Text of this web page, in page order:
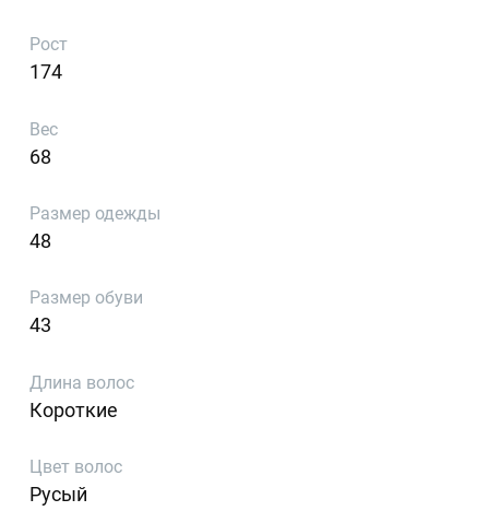
Рост
174
Вес
68
Размер одежды
48
Размер обуви
43
Длина волос
Короткие
Цвет волос
Русый